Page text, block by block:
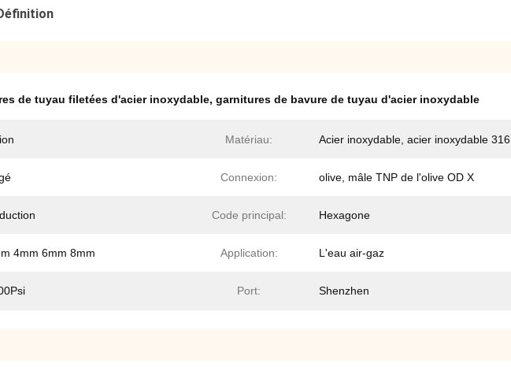
de tuyau filetées d'acier inoxydable, garnitures de bavure de tuyau d'acier inoxydable
Matériau: Acier inoxydable, acier inoxydable 316
Connexion: olive, mâle TNP de l'olive OD X
Code principal: Hexagone
4mm 6mm 8mm Application: L'eau air-gaz
Port: Shenzhen